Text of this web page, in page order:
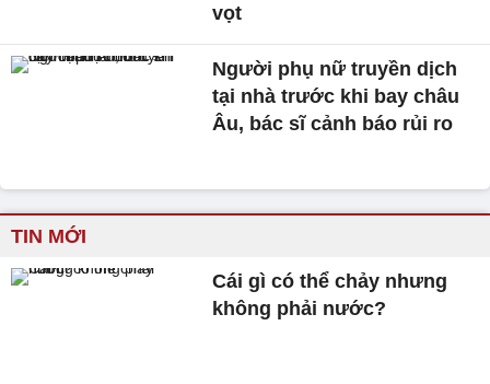
vọt
Người phụ nữ truyền dịch
tại nhà trước khi bay châu
Âu, bác sĩ cảnh báo rủi ro
TIN MỚI
Cái gì có thể chảy nhưng
không phải nước?